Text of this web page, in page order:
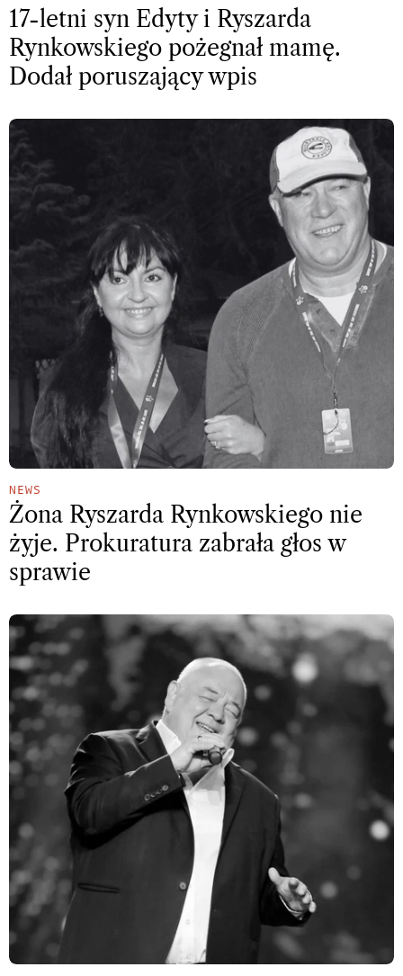
17-letni syn Edyty i Ryszarda
Rynkowskiego pożegnał mamę.
Dodał poruszający wpis
NEWS
Żona Ryszarda Rynkowskiego nie
żyje. Prokuratura zabrała głos w
sprawie